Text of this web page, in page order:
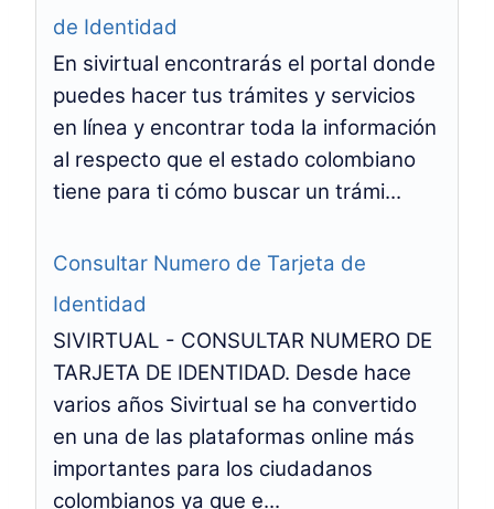
de Identidad
En sivirtual encontrarás el portal donde
puedes hacer tus trámites y servicios
en línea y encontrar toda la información
al respecto que el estado colombiano
tiene para ti cómo buscar un trámi...
Consultar Numero de Tarjeta de
Identidad
SIVIRTUAL - CONSULTAR NUMERO DE
TARJETA DE IDENTIDAD. Desde hace
varios años Sivirtual se ha convertido
en una de las plataformas online más
importantes para los ciudadanos
colombianos ya que e...